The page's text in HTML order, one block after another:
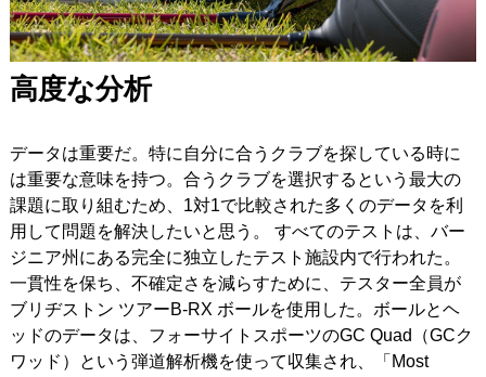
高度な分析
データは重要だ。特に自分に合うクラブを探している時に
は重要な意味を持つ。合うクラブを選択するという最大の
課題に取り組むため、1対1で比較された多くのデータを利
用して問題を解決したいと思う。 すべてのテストは、バー
ジニア州にある完全に独立したテスト施設内で行われた。
一貫性を保ち、不確定さを減らすために、テスター全員が
ブリヂストン ツアーB-RX ボールを使用した。ボールとヘ
ッドのデータは、フォーサイトスポーツのGC Quad（GCク
ワッド）という弾道解析機を使って収集され、「Most